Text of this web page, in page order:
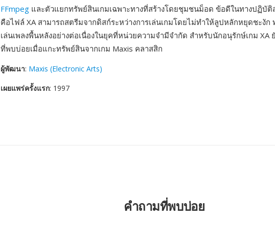
FFmpeg และตัวแยกทรัพย์สินเกมเฉพาะทางที่สร้างโดยชุมชนม็อด ข้อดีในทางปฏิบั
คือไฟล์ XA สามารถสตรีมจากดิสก์ระหว่างการเล่นเกมโดยไม่ทำให้ลูปหลักหยุดชะงัก
เล่นเพลงพื้นหลังอย่างต่อเนื่องในยุคที่หน่วยความจำมีจำกัด สำหรับนักอนุรักษ์เกม XA
ที่พบบ่อยเมื่อแกะทรัพย์สินจากเกม Maxis คลาสสิก
ผู้พัฒนา: Maxis (Electronic Arts)
เผยแพร่ครั้งแรก: 1997
คำถามที่พบบ่อย